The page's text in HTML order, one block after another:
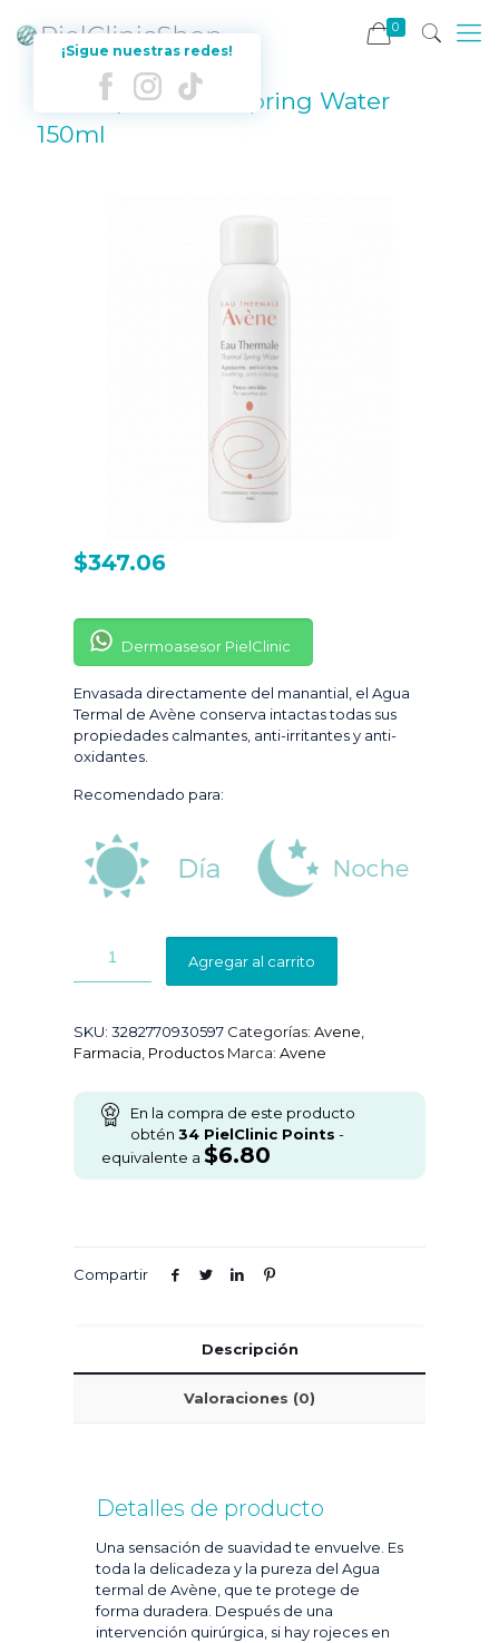
0
Avene | Thermal Spring Water
150ml
$347.06
Dermoasesor PielClinic
Envasada directamente del manantial, el Agua
Termal de Avène conserva intactas todas sus
propiedades calmantes, anti-irritantes y anti-
oxidantes.
Recomendado para:
Agregar al carrito
SKU: 3282770930597 Categorías: Avene
Farmacia Productos Marca: Avene
En la compra de este producto
obtén 34 PielClinic Points -
equivalente a $6.80
Compartir
Descripción
Valoraciones (0)
Detalles de producto
Una sensación de suavidad te envuelve. Es
toda la delicadeza y la pureza del Agua
termal de Avène, que te protege de
forma duradera. Después de una
intervención quirúrgica, si hay rojeces en
¡Sigue nuestras redes!